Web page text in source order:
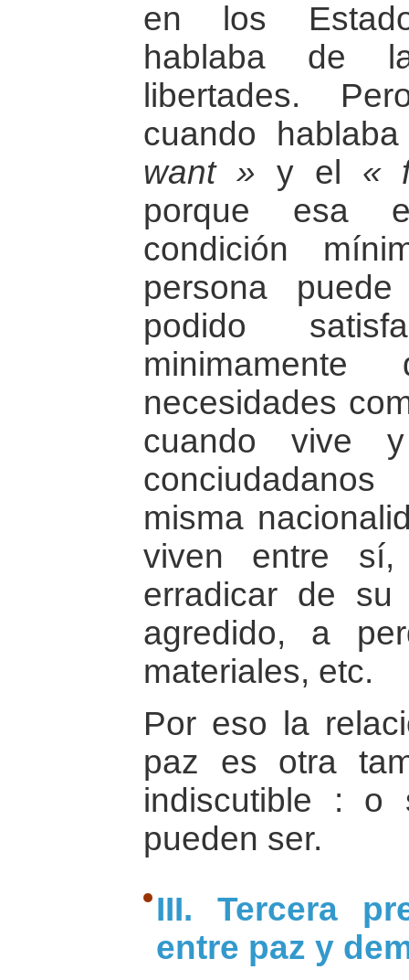
en los
hablaba de
libertades.
cuando
want » y el «
porque esa
condición
persona
podido
necesidades
cuando vive
misma
viven entre
erradicar de
agredido, a
materiales, etc.
Por eso la
paz es otra
indiscutible :
pueden ser.
III. Tercera
entre paz y